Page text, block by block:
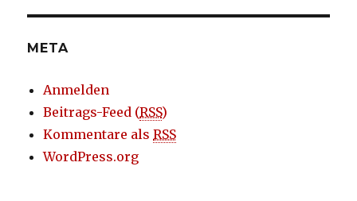
META
Anmelden
Beitrags-Feed (RSS)
Kommentare alsRSS
WordPress.org